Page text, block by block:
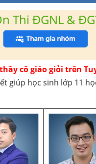
Thi ĐGNL &
cô giáo giỏi trên
giúp học sinh lớp 11